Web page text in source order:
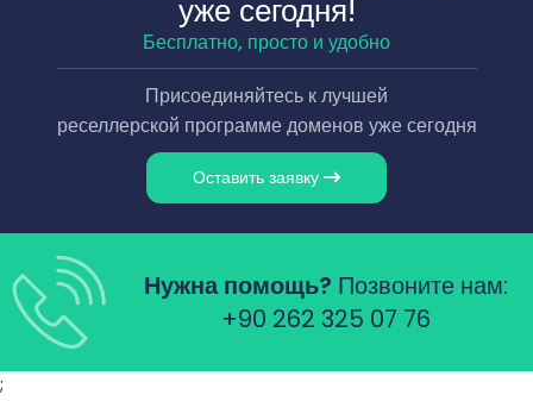
уже сегодня!
Бесплатно, просто и удобно
Присоединяйтесь к лучшей
реселлерской программе доменов уже сегодня
Оставить заявку
Нужна помощь? Позвоните нам:
+90 262 325 07 76
;